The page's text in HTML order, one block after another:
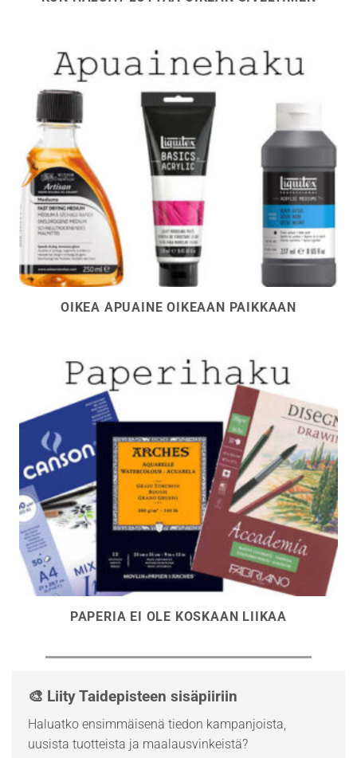
OIKEA APUAINE OIKEAAN PAIKKAAN
PAPERIA EI OLE KOSKAAN LIIKAA
🎨 Liity Taidepisteen sisäpiiriin
Haluatko ensimmäisenä tiedon kampanjoista,
uusista tuotteista ja maalausvinkeistä?